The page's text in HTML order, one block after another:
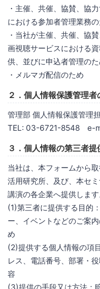
・主催、共催、協賛、協
における参加者管理業務
・当社が主催、共催、協
画視聴サービスにおける
供、並びに申込者管理の
・メルマガ配信のため
２．個人情報保護管理
管理部 個人情報保護管理
TEL: 03-6721-8548 e-
３．個人情報の第三者提
当社は、本フォームから
活用研究所、及び、本セ
講演の各企業へ提供します
(1)第三者に提供する目的
ー、イベントなどのご案
め
(2)提供する個人情報の項
レス、電話番号、部署・
容